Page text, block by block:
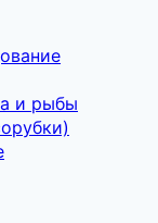
и рыбы